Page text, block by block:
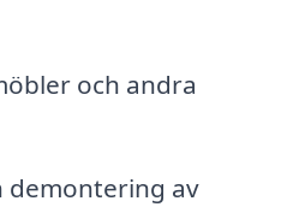
och andra
demontering av